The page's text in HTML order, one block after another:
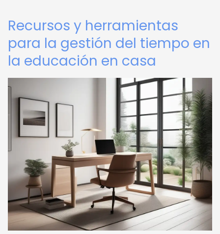
Recursos y herramientas
para la gestión del tiempo en
la educación en casa